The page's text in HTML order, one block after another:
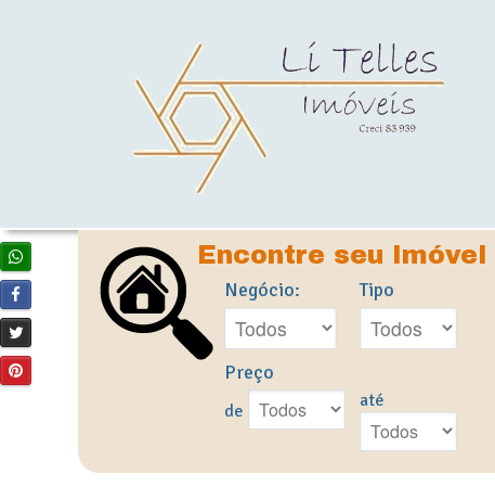
Encontre seu Imóvel
Negócio: Tipo
Preço
de até